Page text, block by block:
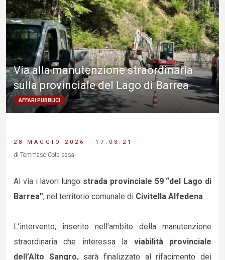
Via alla manutenzione straordinaria
sulla provinciale del Lago di Barrea
AFFARI PUBBLICI
28 MAGGIO 2026 - 17:03:21
di Tommaso Cotellessa
Al via i lavori lungo strada provinciale 59 “del Lago di
Barrea”, nel territorio comunale di Civitella Alfedena.
L’intervento, inserito nell’ambito della manutenzione
straordinaria che interessa la viabilità provinciale
dell’Alto Sangro,sarà finalizzato al rifacimento dei